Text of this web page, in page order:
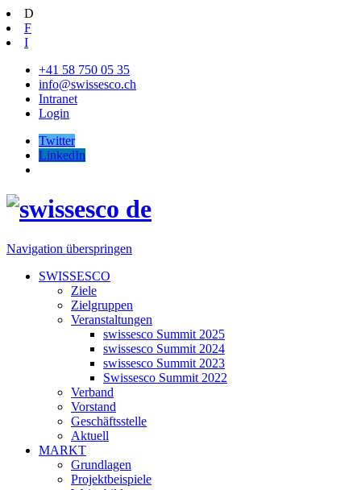
D
F
I
+41 58 750 05 35
info@swissesco.ch
Intranet
Login
Twitter
LinkedIn
Navigation überspringen
SWISSESCO
Ziele
Zielgruppen
Veranstaltungen
swissesco Summit 2025
swissesco Summit 2024
swissesco Summit 2023
Swissesco Summit 2022
Verband
Vorstand
Geschäftsstelle
Aktuell
MARKT
Grundlagen
Projektbeispiele